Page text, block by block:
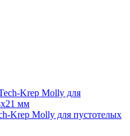
Krep Molly для пустотелых